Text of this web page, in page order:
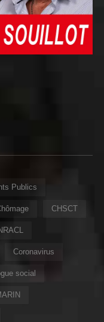
Publics
CHSCT
Coronavirus
social